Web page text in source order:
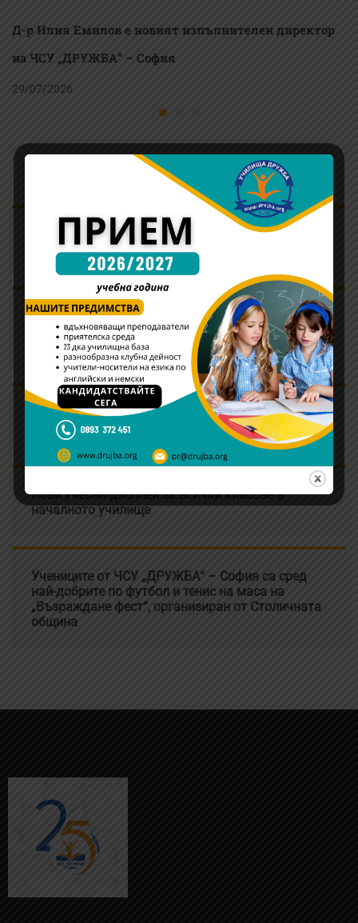
Д-р Илия Емилов е новият изпълнителен директор
на ЧСУ „ДРУЖБА“ – София
29/07/2026
Информация относно родителските срещи и
адаптационните дни в училището
Ръководството на ЧСУ “ДРУЖБА” – София
награди победителите в състезанието Young
Writers Competition
Д-р Илия Емилов е новият изпълнителен
директор на ЧСУ „ДРУЖБА“ – София
Нови учебни дисплеи за всички класове в
началното училище
Учениците от ЧСУ „ДРУЖБА“ – София са сред
най-добрите по футбол и тенис на маса на
„Възраждане фест“, организиран от Столичната
община